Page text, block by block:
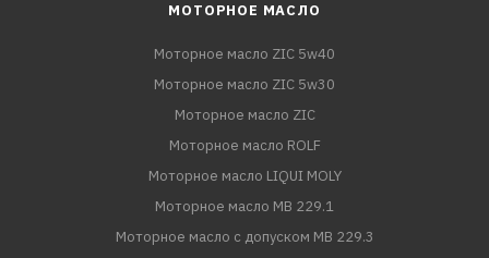
МОТОРНОЕ МАСЛО
Моторное масло ZIC 5w40
Моторное масло ZIC 5w30
Моторное масло ZIC
Моторное масло ROLF
Моторное масло LIQUI MOLY
Моторное масло MB 229.1
Моторное масло с допуском MB 229.3